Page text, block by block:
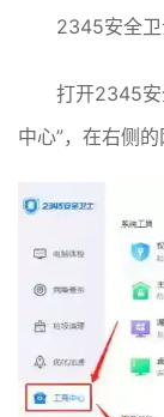
2345安全
打开2345安
中心”，在右侧的